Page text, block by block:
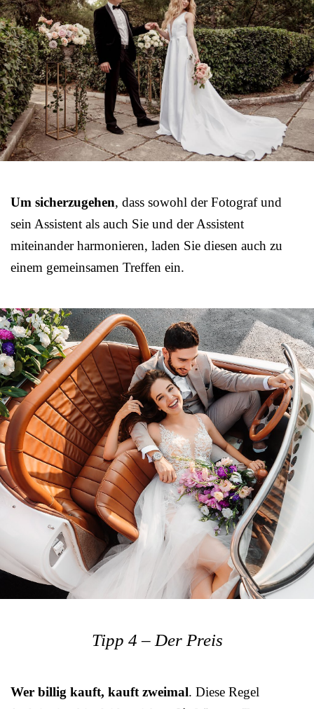
Um sicherzugehen, dass sowohl der Fotograf und
sein Assistent als auch Sie und der Assistent
miteinander harmonieren, laden Sie diesen auch zu
einem gemeinsamen Treffen ein.
Tipp 4 – Der Preis
Wer billig kauft, kauft zweimal. Diese Regel